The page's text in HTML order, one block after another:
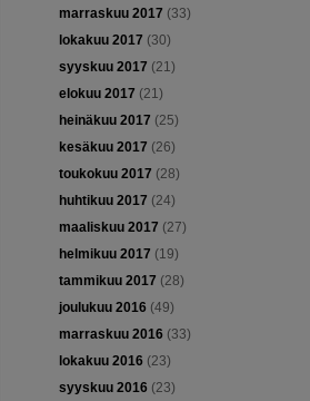
marraskuu 2017 (33)
lokakuu 2017 (30)
syyskuu 2017 (21)
elokuu 2017 (21)
heinäkuu 2017 (25)
kesäkuu 2017 (26)
toukokuu 2017 (28)
huhtikuu 2017 (24)
maaliskuu 2017 (27)
helmikuu 2017 (19)
tammikuu 2017 (28)
joulukuu 2016 (49)
marraskuu 2016 (33)
lokakuu 2016 (23)
syyskuu 2016 (23)